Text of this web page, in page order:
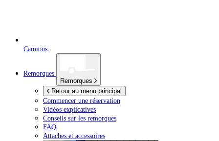
Camions
Remorques
Remorques
Retour au menu principal
Commencer une réservation
Vidéos explicatives
Conseils sur les remorques
FAQ
Attaches et accessoires